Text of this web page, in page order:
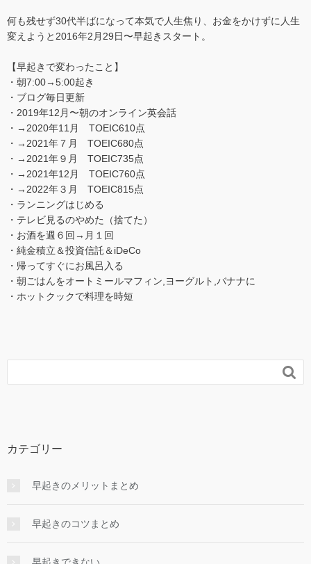
何も残せず30代半ばになって本気で人生焦り、お金をかけずに人生
変えようと2016年2月29日〜早起きスタート。
【早起きで変わったこと】
・朝7:00→5:00起き
・ブログ毎日更新
・2019年12月〜朝のオンライン英会話
・→2020年11月 TOEIC610点
・→2021年７月 TOEIC680点
・→2021年９月 TOEIC735点
・→2021年12月 TOEIC760点
・→2022年３月 TOEIC815点
・ランニングはじめる
・テレビ見るのやめた（捨てた）
・お酒を週６回→月１回
・純金積立＆投資信託＆iDeCo
・帰ってすぐにお風呂入る
・朝ごはんをオートミールマフィン,ヨーグルト,バナナに
・ホットクックで料理を時短

カテゴリー
早起きのメリットまとめ
早起きのコツまとめ